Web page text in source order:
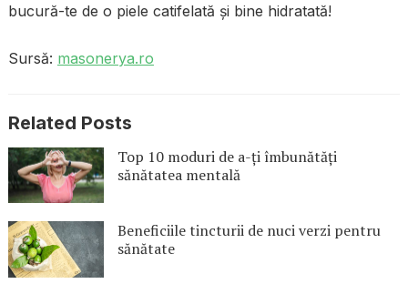
bucură-te de o piele catifelată și bine hidratată!
Sursă: masonerya.ro
Related Posts
Top 10 moduri de a-ți îmbunătăți
sănătatea mentală
Beneficiile tincturii de nuci verzi pentru
sănătate